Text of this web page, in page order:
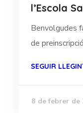
l’Escola
Benvolgudes
de
SEGUIR
8 de febrer de